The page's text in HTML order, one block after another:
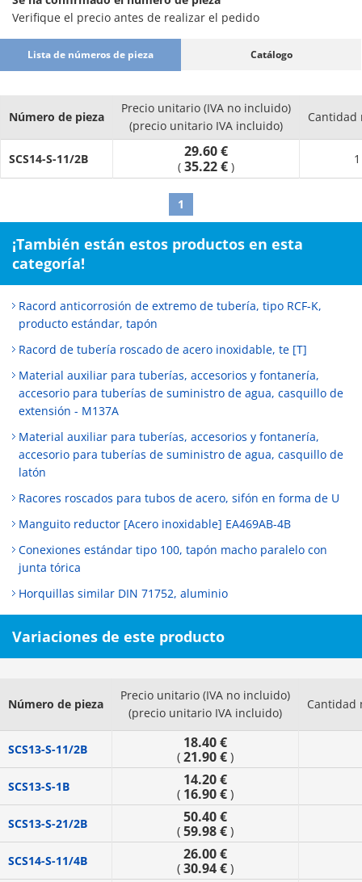
Verifique el precio antes de realizar el pedido
Lista de números de pieza Catálogo
Número de pieza
Precio unitario (IVA no incluido)
(precio unitario IVA incluido)
Cantidad
SCS14-S-11/2B 29.60 €
( 35.22 € )
1
¡También están estos productos en esta
categoría!
Racord anticorrosión de extremo de tubería, tipo RCF-K,
producto estándar, tapón
Racord de tubería roscado de acero inoxidable, te [T]
Material auxiliar para tuberías, accesorios y fontanería,
accesorio para tuberías de suministro de agua, casquillo de
extensión - M137A
Material auxiliar para tuberías, accesorios y fontanería,
accesorio para tuberías de suministro de agua, casquillo de
latón
Racores roscados para tubos de acero, sifón en forma de U
Manguito reductor [Acero inoxidable] EA469AB-4B
Conexiones estándar tipo 100, tapón macho paralelo con
junta tórica
Horquillas similar DIN 71752, aluminio
Variaciones de este producto
Número de pieza
Precio unitario (IVA no incluido)
(precio unitario IVA incluido)
Cantidad
SCS13-S-11/2B 18.40 €
( 21.90 € )
SCS13-S-1B 14.20 €
( 16.90 € )
SCS13-S-21/2B 50.40 €
( 59.98 € )
SCS14-S-11/4B 26.00 €
( 30.94 € )